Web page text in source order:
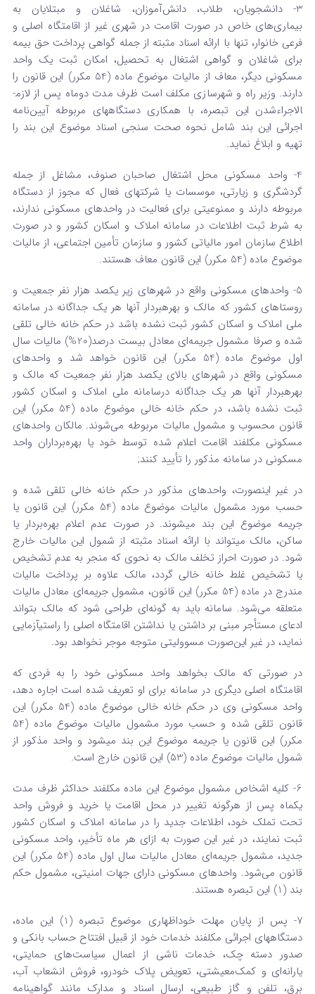
3- دانشجویان، طلاب، دانش‌آموزان، شاغلان و مبتلایان به
بیماری‌های خاص در صورت اقامت در شهری غیر از اقامتگاه اصلی و
فرعی خانوار، تنها با ارائه اسناد مثبته از جمله گواهی پرداخت حق بیمه
برای شاغلان و گواهی اشتغال به تحصیل، امکان ثبت یک واحد
مسکونی دیگر، معاف از مالیات موضوع ماده (54 مکرر) این قانون را
دارند. وزیر راه و شهرسازی مکلف است ظرف مدت دوماه پس از لازم­
الاجراءشدن این تبصره، با همکاری دستگاههای مربوطه آیین‌نامه
اجرائی این بند شامل نحوه صحت سنجی اسناد موضوع این بند را
تهیه و ابلاغ نماید.
4- واحد مسکونی محل اشتغال صاحبان صنوف، مشاغل از جمله
گردشگری و زیارتی، موسسات یا شرکتهای فعال که مجوز از دستگاه
مربوطه دارند و ممنوعیتی برای فعالیت در واحدهای مسکونی ندارند،
به شرط ثبت اطلاعات در سامانه املاک و اسکان کشور و در صورت
اطلاع سازمان امور مالیاتی کشور و سازمان تأمین اجتماعی، از مالیات
موضوع ماده (54 مکرر) این قانون معاف هستند.
5- واحدهای مسکونی واقع در شهرهای زیر یکصد هزار نفر جمعیت و
روستاهای کشور که مالک و بهره‏بردار آنها هر یک جداگانه در سامانه
ملی املاک و اسکان کشور ثبت نشده باشد در حکم خانه خالی تلقی
شده و صرفا مشمول جریمه‌ای معادل بیست درصد(20%) مالیات سال
اول موضوع ماده (54 مکرر) این قانون خواهد شد و واحدهای
مسکونی واقع در شهرهای بالای یکصد هزار نفر جمعیت که مالک و
بهره‏بردار آنها هر یک جداگانه درسامانه ملی املاک و اسکان کشور
ثبت نشده باشد، در حکم خانه خالی موضوع ماده (54 مکرر) این
قانون محسوب و مشمول مالیات مربوطه می‌شوند. مالکان واحدهای
مسکونی مکلفند اقامت اعلام ‌شده توسط خود یا بهره‌برداران واحد
مسکونی در سامانه مذکور را تأیید کنند;
در غیر اینصورت، واحدهای مذکور در حکم خانه خالی تلقی شده و
حسب مورد مشمول مالیات موضوع ماده (54 مکرر) این قانون یا
جریمه موضوع این بند می‏شوند. در صورت عدم اعلام بهره‌بردار یا
ساکن، مالک می­تواند با ارائه اسناد مثبته از شمول این مالیات خارج
شود. در صورت احراز تخلف مالک به نحوی که منجر به عدم تشخیص
یا تشخیص غلط خانه خالی گردد، مالک علاوه بر پرداخت مالیات
مندرج در ماده (54 مکرر) این قانون، مشمول جریمه‌ای معادل مالیات
متعلقه می‌شود. سامانه باید به گونه‌ای طراحی شود که مالک بتواند
ادعای مستأجر مبنی بر داشتن یا نداشتن اقامتگاه اصلی را راستی­آزمایی
نماید، در غیر این‌صورت مسوولیتی متوجه موجر نخواهد بود.
در صورتی که مالک بخواهد واحد مسکونی خود را به فردی که
اقامتگاه اصلی دیگری در سامانه برای او تعریف شده است اجاره دهد،
واحد مسکونی وی در حکم خانه خالی موضوع ماده (54 مکرر) این
قانون تلقی شده و حسب مورد مشمول مالیات موضوع ماده (54
مکرر) این قانون یا جریمه موضوع این بند می‏شود و واحد مذکور از
شمول مالیات موضوع ماده (53) این قانون خارج است.
6- کلیه اشخاص مشمول موضوع این ماده مکلفند حداکثر ظرف مدت
یک­ماه پس از هرگونه تغییر در محل اقامت یا خرید و فروش واحد
تحت تملک خود، اطلاعات جدید را در سامانه املاک و اسکان کشور
ثبت نمایند، در غیر این ‌صورت به ازای هر ماه تأخیر، واحد مسکونی
جدید، مشمول جریمه‌ای معادل مالیات سال اول ماده (54 مکرر) این
قانون می‌شود. واحدهای مسکونی دارای جهات امنیتی، مشمول حکم
بند (1) این تبصره هستند.
7- پس از پایان مهلت خوداظهاری موضوع تبصره (1) این ماده،
دستگاههای اجرائی مکلفند خدمات خود از قبیل افتتاح حساب بانکی و
صدور دسته چک، خدمات ناشی از اعمال سیاست‌های حمایتی،
یارانه‌ای و کمک‌معیشتی، تعویض پلاک خودرو، فروش انشعاب آب،
برق، تلفن و گاز طبیعی، ارسال اسناد و مدارک مانند گواهینامه